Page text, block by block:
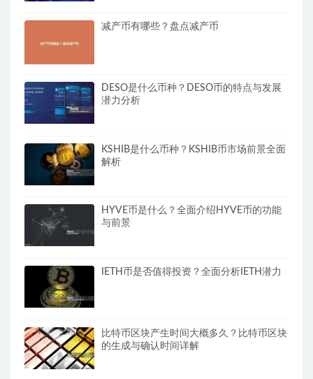
减产币有哪些？盘点减产币
DESO是什么币种？DESO币的特点与发展
潜力分析
KSHIB是什么币种？KSHIB币市场前景全面
解析
HYVE币是什么？全面介绍HYVE币的功能
与前景
IETH币是否值得投资？全面分析IETH潜力
比特币区块产生时间大概多久？比特币区块
的生成与确认时间详解